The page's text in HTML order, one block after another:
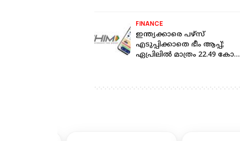
FINANCE
ഇന്ത്യക്കാരെ പഴ്‌സ്
എടുപ്പിക്കാതെ ഭീം ആപ്പ്;
ഏപ്രിലില്‍ മാത്രം 22.49 കോടി